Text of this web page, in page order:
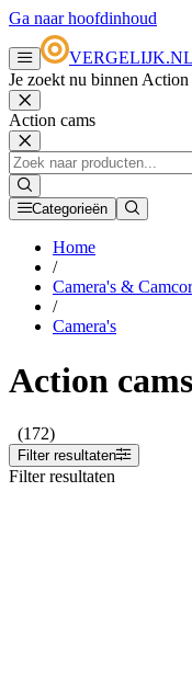
Ga naar hoofdinhoud
VERGELIJK.NL
Je zoekt nu binnen Action
Action cams
Categorieën
Home
/
Camera's &
/
Camera's
Action cams
(172)
Filter resultaten
Filter resultaten